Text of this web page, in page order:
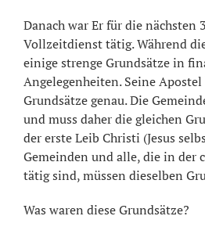
Danach war Er für die nächsten
Vollzeitdienst tätig. Während
einige strenge Grundsätze in
Angelegenheiten. Seine
Grundsätze genau. Die
und muss daher die gleichen
der erste Leib Christi (Jesus
Gemeinden und alle, die in der
tätig sind, müssen dieselben
Was waren diese Grundsätze?